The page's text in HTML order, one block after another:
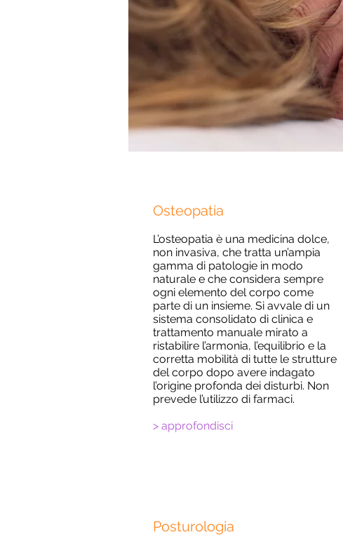
Osteopatia
L’osteopatia è una medicina dolce,
non invasiva, che tratta un’ampia
gamma di patologie in modo
naturale e che considera sempre
ogni elemento del corpo come
parte di un insieme. Si avvale di un
sistema consolidato di clinica e
trattamento manuale mirato a
ristabilire l’armonia, l’equilibrio e la
corretta mobilità di tutte le strutture
del corpo dopo avere indagato
l’origine profonda dei disturbi. Non
prevede l’utilizzo di farmaci.
> approfondisci
Posturologia